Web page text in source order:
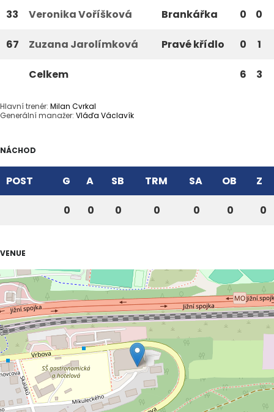
33 Veronika Voříšková Brankářka 0 0
67 Zuzana Jarolímková Pravé křídlo 0 1
Celkem 6 3
Hlavní trenér: Milan Cvrkal
Generální manažer: Vláďa Václavík
NÁCHOD
POST G A SB TRM SA OB Z
0 0 0 0 0 0 0
VENUE